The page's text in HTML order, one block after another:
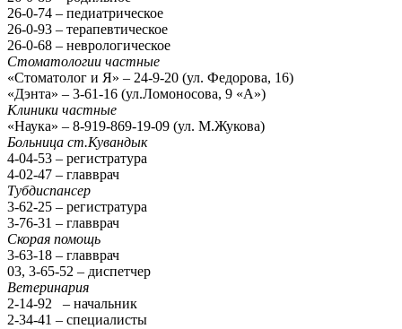
26-0-74 – педиатрическое
26-0-93 – терапевтическое
26-0-68 – неврологическое
Стоматологии частные
«Стоматолог и Я» – 24-9-20 (ул. Федорова, 16)
«Дэнта» – 3-61-16 (ул.Ломоносова, 9 «А»)
Клиники частные
«Наука» – 8-919-869-19-09 (ул. М.Жукова)
Больница ст.Кувандык
4-04-53 – регистратура
4-02-47 – главврач
Тубдиспансер
3-62-25 – регистратура
3-76-31 – главврач
Скорая помощь
3-63-18 – главврач
03, 3-65-52 – диспетчер
Ветеринария
2-14-92 – начальник
2-34-41 – специалисты